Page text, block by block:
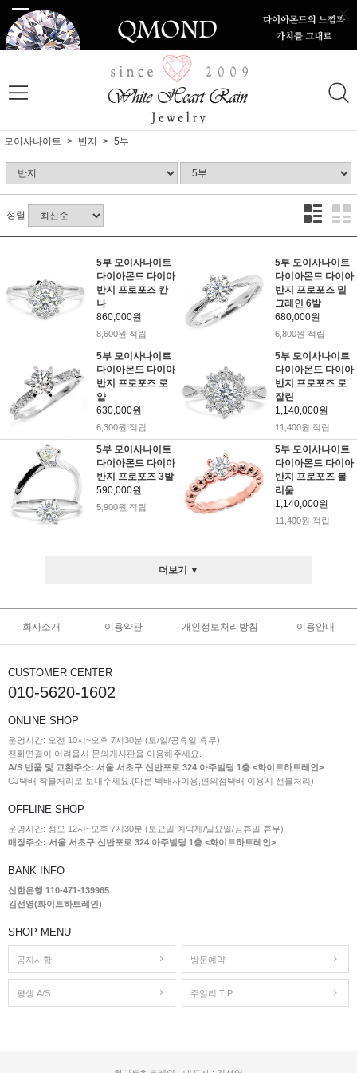
모이사나이트 반지 5부
정렬
5부 모이사나이트
다이아몬드 다이아
반지 프로포즈 칸
나
860,000원
8,600원 적립
5부 모이사나이트
다이아몬드 다이아
반지 프로포즈 밀
그레인 6발
680,000원
6,800원 적립
5부 모이사나이트
다이아몬드 다이아
반지 프로포즈 로
얄
630,000원
6,300원 적립
5부 모이사나이트
다이아몬드 다이아
반지 프로포즈 로
잘린
1,140,000원
11,400원 적립
5부 모이사나이트
다이아몬드 다이아
반지 프로포즈 3발
590,000원
5,900원 적립
5부 모이사나이트
다이아몬드 다이아
반지 프로포즈 볼
리움
1,140,000원
11,400원 적립
더보기 ▼
회사소개 이용약관 개인정보처리방침 이용안내
CUSTOMER CENTER
010-5620-1602
ONLINE SHOP
운영시간: 오전 10시~오후 7시30분 (토/일/공휴일 휴무)
전화연결이 어려울시 문의게시판을 이용해주세요.
A/S 반품 및 교환주소: 서울 서초구 신반포로 324 아주빌딩 1층 <화이트하트레인>
CJ택배 착불처리로 보내주세요.(다른 택배사이용,편의점택배 이용시 선불처리)
OFFLINE SHOP
운영시간: 정오 12시~오후 7시30분 (토요일 예약제/일요일/공휴일 휴무)
매장주소: 서울 서초구 신반포로 324 아주빌딩 1층 <화이트하트레인>
BANK INFO
신한은행 110-471-139965
김선영(화이트하트레인)
SHOP MENU
공지사항 방문예약
평생 A/S 주얼리 TIP